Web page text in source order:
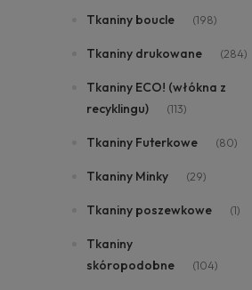
Tkaniny boucle (198)
Tkaniny drukowane (284)
Tkaniny ECO! (włókna z
recyklingu)
(113)
Tkaniny Futerkowe (80)
Tkaniny Minky (29)
Tkaniny poszewkowe (1)
Tkaniny
skóropodobne
(104)